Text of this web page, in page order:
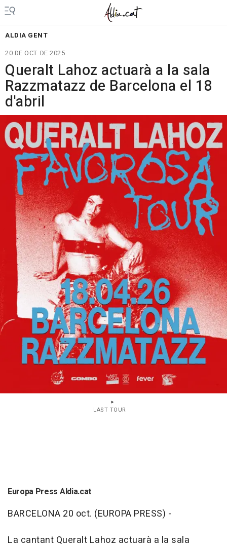
ALDIA GENT
20 DE OCT. DE 2025
Queralt Lahoz actuarà a la sala
Razzmatazz de Barcelona el 18
d'abril
LAST TOUR
Europa Press Aldia.cat
BARCELONA 20 oct. (EUROPA PRESS) -
La cantant Queralt Lahoz actuarà a la sala